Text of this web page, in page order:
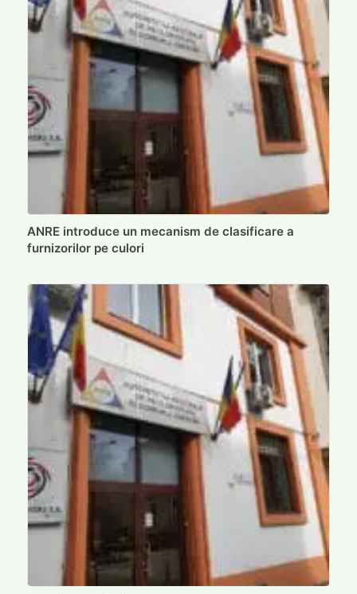
ANRE introduce un mecanism de clasificare a
furnizorilor pe culori